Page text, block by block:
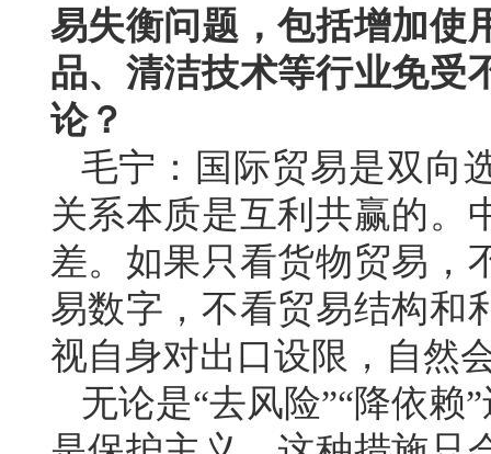
易失衡问题，包括增加使
品、清洁技术等行业免受
论？
毛宁：国际贸易是双向
关系本质是互利共赢的。
差。如果只看货物贸易，
易数字，不看贸易结构和
视自身对出口设限，自然
无论是“去风险”“降依赖